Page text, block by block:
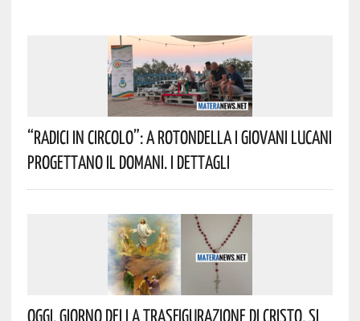
“Radici In Circolo”: A Rotondella I Giovani Lucani
Progettano Il Domani. I Dettagli
Oggi, Giorno Della Trasfigurazione Di Cristo, Si